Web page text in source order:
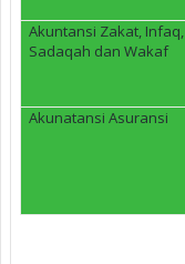
Akuntansi Zakat, Infaq,
Sadaqah dan Wakaf
Akunatansi Asuransi